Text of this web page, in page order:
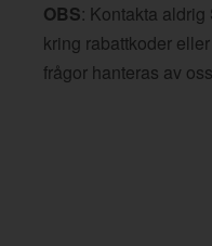
OBS: Kontakta
kring rabattkoder
frågor hanteras av